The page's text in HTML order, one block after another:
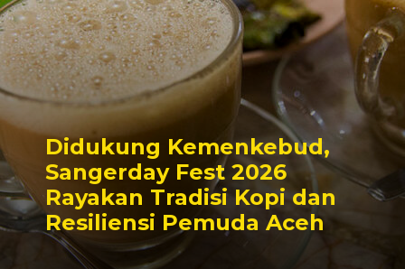
Didukung Kemenkebud,
Sangerday Fest 2026
Rayakan Tradisi Kopi dan
Resiliensi Pemuda Aceh